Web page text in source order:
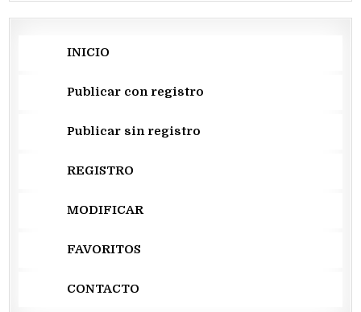
INICIO
Publicar con registro
Publicar sin registro
REGISTRO
MODIFICAR
FAVORITOS
CONTACTO